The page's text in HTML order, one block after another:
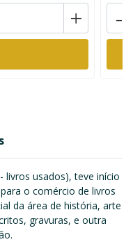
+ -
livros usados), teve início
o comércio de livros
da área de história, arte
gravuras, e outra